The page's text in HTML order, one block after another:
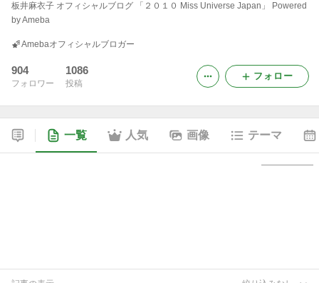
板井麻衣子 オフィシャルブログ 「２０１０ Miss Universe Japan」 Powered
by Ameba
Amebaオフィシャルブロガー
904
フォロワー
1086
投稿
フォロー
一覧 人気 画像 テーマ